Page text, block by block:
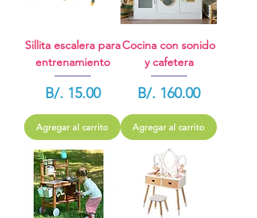
Sillita escalera para
entrenamiento
Precio
B/. 15.00
Agregar al carrito
Cocina con sonido
y cafetera
Precio
B/. 160.00
Agregar al carrito